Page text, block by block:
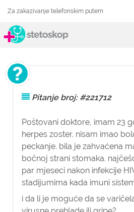
Za zakazivanje telefonskim putem
Pitanje broj: #221712
Poštovani doktore, imam 23
herpes zoster. nisam imao
peckanje. bila je zahvaćena
bočnoj strani stomaka.
par mjeseci nakon infekcije
stadijumima kada imuni
i da li je moguće da se